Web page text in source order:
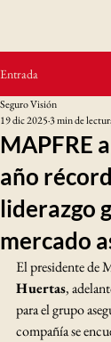
Entrada
MAPFRE
año
liderazgo
mercado
Seguro Visión
19 dic 20253 min de
El presidente de
Huertas,
para el grupo
compañía se